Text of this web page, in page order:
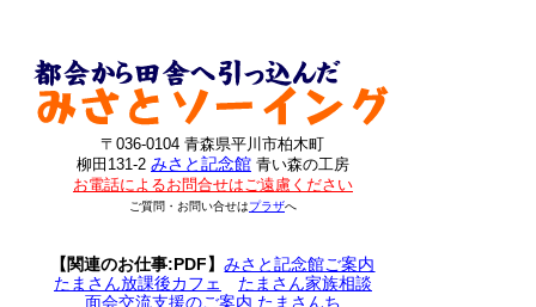
〒036-0104 青森県平川市柏木町
柳田131-2 みさと記念館 青い森の工房
お電話によるお問合せはご遠慮ください
ご質問・お問い合せはプラザへ
【関連のお仕事:PDF】みさと記念館ご案内
たまさん放課後カフェ
たまさん家族相談
面会交流支援のご案内 たまさんち